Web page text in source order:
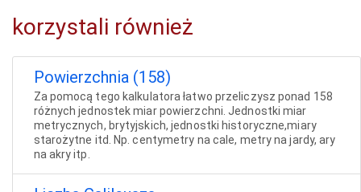
korzystali również
Powierzchnia (158)
Za pomocą tego kalkulatora łatwo przeliczysz ponad 158
różnych jednostek miar powierzchni. Jednostki miar
metrycznych, brytyjskich, jednostki historyczne,miary
starożytne itd. Np. centymetry na cale, metry na jardy, ary
na akry itp.